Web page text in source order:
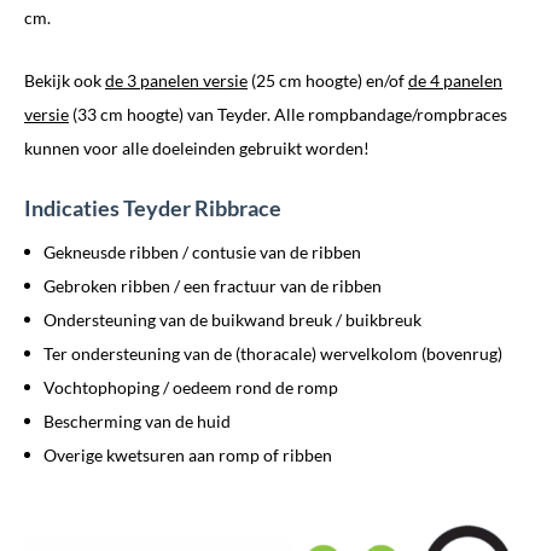
cm.
Bekijk ookde 3 panelen versie (25 cm hoogte) en/ofde 4 panelen
versie (33 cm hoogte) van Teyder. Alle rompbandage/rompbraces
kunnen voor alle doeleinden gebruikt worden!
Indicaties Teyder Ribbrace
Gekneusde ribben / contusie van de ribben
Gebroken ribben / een fractuur van de ribben
Ondersteuning van de buikwand breuk / buikbreuk
Ter ondersteuning van de (thoracale) wervelkolom (bovenrug)
Vochtophoping / oedeem rond de romp
Bescherming van de huid
Overige kwetsuren aan romp of ribben